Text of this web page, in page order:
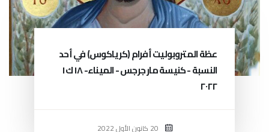
عظة المتروبوليت أفرام (كرياكوس) في أحد
النسبة - كنيسة مار جرجس - الميناء- ١٨ ك١
٢٠٢٢